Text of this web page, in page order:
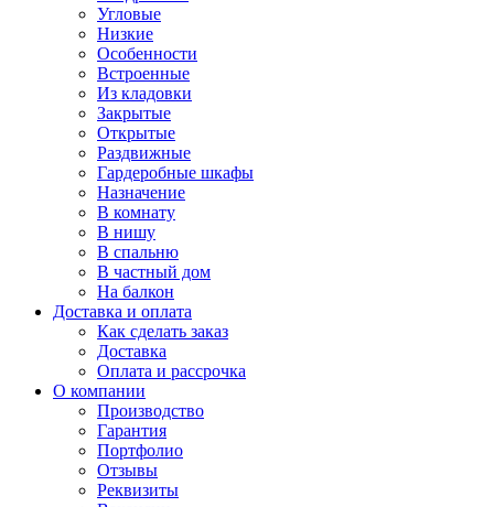
Угловые
Низкие
Особенности
Встроенные
Из кладовки
Закрытые
Открытые
Раздвижные
Гардеробные шкафы
Назначение
В комнату
В нишу
В спальню
В частный дом
На балкон
Доставка и оплата
Как сделать заказ
Доставка
Оплата и рассрочка
О компании
Производство
Гарантия
Портфолио
Отзывы
Реквизиты